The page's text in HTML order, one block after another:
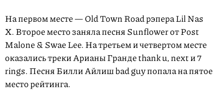
На первом месте — Old Town Road рэпера Lil Nas
X. Второе место заняла песня Sunflower от Post
Malone & Swae Lee. На третьем и четвертом месте
оказались треки Арианы Гранде thank u, next и 7
rings. Песня Билли Айлиш bad guy попала на пятое
место рейтинга.